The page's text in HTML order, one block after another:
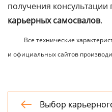
получения
карьерных самосвалов.
Все технические
и официальных сайтов

Выбор